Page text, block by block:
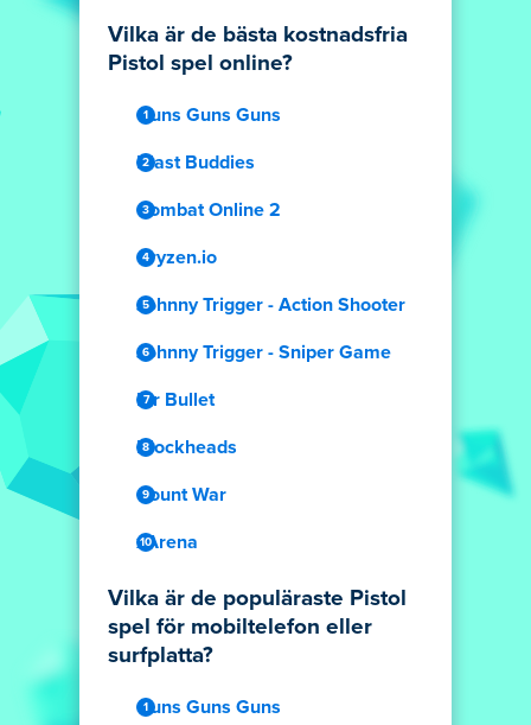
Vilka är de bästa kostnadsfria
Pistol spel online?
Guns Guns Guns
Blast Buddies
Combat Online 2
Cryzen.io
Johnny Trigger - Action Shooter
Johnny Trigger - Sniper Game
Mr Bullet
Blockheads
Count War
xArena
Vilka är de populäraste Pistol
spel för mobiltelefon eller
surfplatta?
Guns Guns Guns